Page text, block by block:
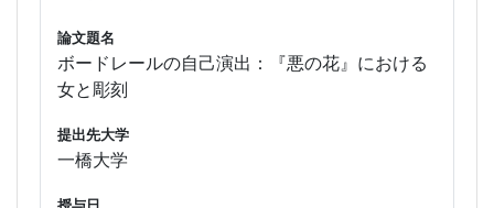
論文題名
ボードレールの自己演出：『悪の花』における
女と彫刻
提出先大学
一橋大学